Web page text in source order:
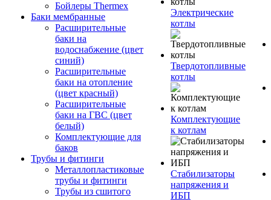
Бойлеры Thermex
Баки мембранные
Расширительные
баки на
водоснабжение (цвет
синий)
Расширительные
баки на отопление
(цвет красный)
Расширительные
баки на ГВС (цвет
белый)
Комплектующие для
баков
Трубы и фитинги
Металлопластиковые
трубы и фитинги
Трубы из сшитого
Электрические
котлы
Твердотопливные
котлы
Комплектующие
к котлам
Стабилизаторы
напряжения и
ИБП